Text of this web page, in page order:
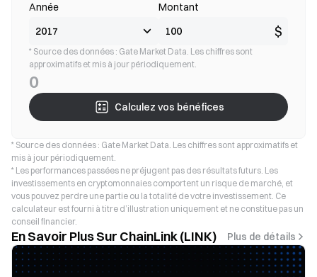
Année Montant
$
* Source des données : Gate Market Data. Les chiffres sont
approximatifs et mis à jour périodiquement.
0
Calculez vos bénéfices
* Source des données : Gate Market Data. Les chiffres sont approximatifs et
mis à jour périodiquement.
* Les performances passées ne préjugent pas des résultats futurs. Les
investissements en cryptomonnaies comportent un risque de marché, et
vous pouvez perdre une partie ou la totalité de votre investissement. Ce
calculateur est fourni à titre d’illustration uniquement et ne constitue pas un
conseil financier.
En Savoir Plus Sur ChainLink (LINK) Plus de détails